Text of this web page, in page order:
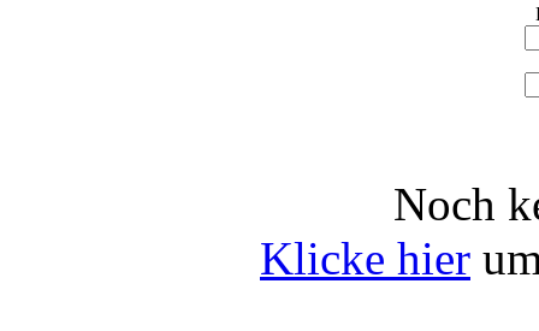
Noch
Klicke hier